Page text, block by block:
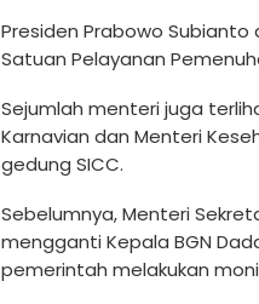
Presiden Prabowo
Satuan Pelayanan
Sejumlah menteri juga
Karnavian dan Menteri
gedung SICC.
Sebelumnya, Menteri
mengganti Kepala BGN
pemerintah melakukan